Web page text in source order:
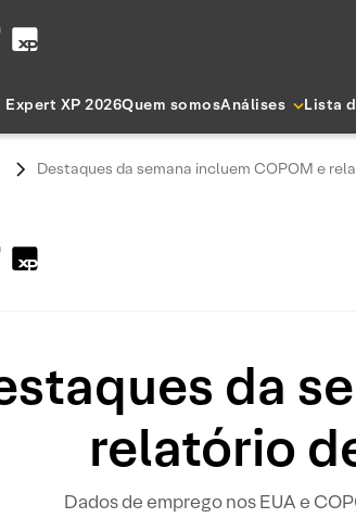
Expert XP 2026Quem somosAnálises Lista
Destaques da semana incluem COPOM e
da
relatório
Dados de emprego nos EUA e